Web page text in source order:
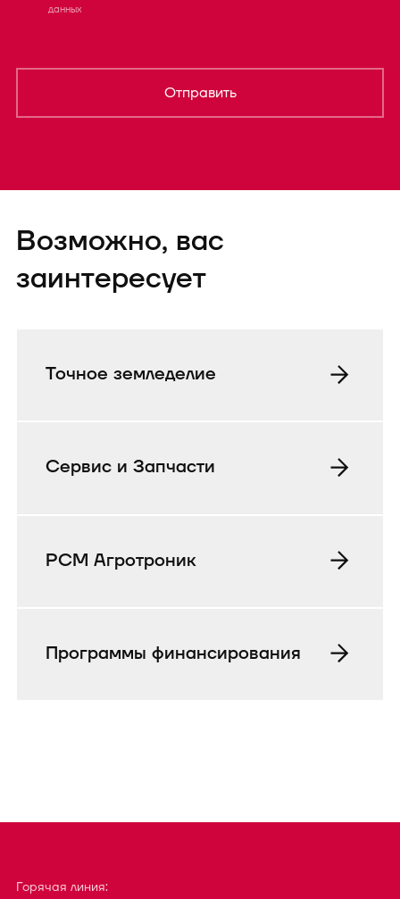
данных
Отправить
отправленаTEST
Возможно, вас
заинтересует
Точное земледелие
Сервис и Запчасти
РСМ Агротроник
Программы финансирования
Горячая линия: